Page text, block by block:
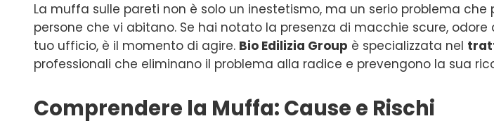
La muffa sulle pareti non è solo un inestetismo, ma un serio problema
persone che vi abitano. Se hai notato la presenza di macchie scure,
tuo ufficio, è il momento di agire. Bio Edilizia Group è specializzata nel
professionali che eliminano il problema alla radice e prevengono la sua
Comprendere la Muffa: Cause e Rischi